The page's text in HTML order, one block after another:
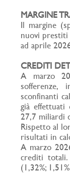
MARGINE
Il margine
nuovi prestiti
ad aprile
CREDITI
A marzo
sofferenze,
sconfinanti
già effettuati
27,7 miliardi
Rispetto al
risultati in
A marzo
crediti
(1,32%;